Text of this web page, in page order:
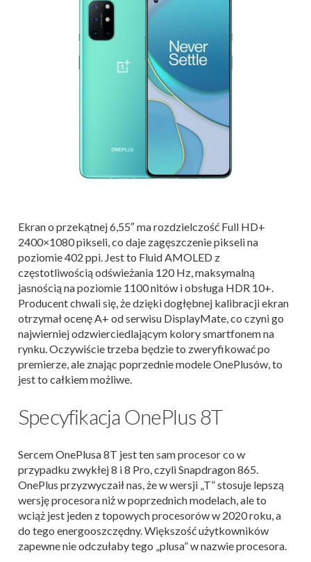
Ekran o przekątnej 6,55″ ma rozdzielczość Full HD+
2400×1080 pikseli, co daje zagęszczenie pikseli na
poziomie 402 ppi. Jest to Fluid AMOLED z
częstotliwością odświeżania 120 Hz, maksymalną
jasnością na poziomie 1100 nitów i obsługa HDR 10+.
Producent chwali się, że dzięki dogłębnej kalibracji ekran
otrzymał ocenę A+ od serwisu DisplayMate, co czyni go
najwierniej odzwierciedlającym kolory smartfonem na
rynku. Oczywiście trzeba będzie to zweryfikować po
premierze, ale znając poprzednie modele OnePlusów, to
jest to całkiem możliwe.
Specyfikacja OnePlus 8T
Sercem OnePlusa 8T jest ten sam procesor co w
przypadku zwykłej 8 i 8 Pro, czyli Snapdragon 865.
OnePlus przyzwyczaił nas, że w wersji „T” stosuje lepszą
wersję procesora niż w poprzednich modelach, ale to
wciąż jest jeden z topowych procesorów w 2020 roku, a
do tego energooszczędny. Większość użytkowników
zapewne nie odczułaby tego „plusa” w nazwie procesora.